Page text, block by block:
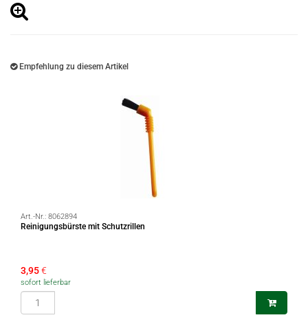
Empfehlung zu diesem Artikel
Art.-Nr.: 8062894
Reinigungsbürste mit Schutzrillen
3,95€
sofort lieferbar